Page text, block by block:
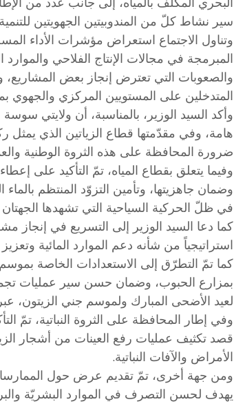
سير نشاط كلّ من المندوبيتين الجهويتين
وتناول الاجتماع استعراض مؤشرات الأداء
المبرمجة في مجالات الإنتاج الفلاحي
والصعوبات التي تعترض إنجاز بعض
المتدخلين على المستويين المركزي والجهوي
وأكد السيد الوزير، بالمناسبة، أن ولايتي
هامة، وفي مقدّمتها قطاع الزياتين الذي يمثل
ضرورة المحافظة على هذه الثروة الوطنية
وفيما يتعلق بقطاع المياه، تمّ التأكيد على
في ظلّ الحركية السياحية التي تشهدها
كما دعا السيد الوزير إلى التسريع في إنجاز
استراتيجياً من شأنه دعم الموارد المائية
بمزارع الحبوب، وضمان حسن سير عمليات
لعيد الأضحى المبارك ولموسم جني الزيتون،
وفي إطار المحافظة على الثروة النباتية، تمّ
قصد تكثيف عمليات رفع العينات من أشجار
الأمراض والآفات النباتية.
ومن جهة أخرى، تمّ تقديم عرض حول
يهدف لحسن التصرف في الموارد البشريّة